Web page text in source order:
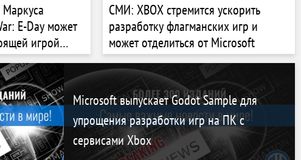
E-Day может
игрой
СМИ: XBOX стремится ускорить
разработку флагманских игр и
может отделиться от Microsoft
Microsoft выпускает Godot Sample для
упрощения разработки игр на ПК с
сервисами Xbox